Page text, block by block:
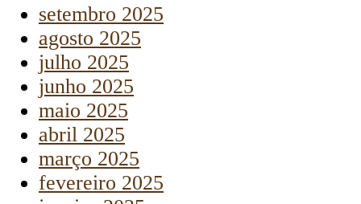
setembro 2025
agosto 2025
julho 2025
junho 2025
maio 2025
abril 2025
março 2025
fevereiro 2025